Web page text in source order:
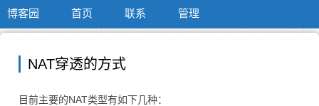
博客园 首页 联系 管理
NAT穿透的方式
目前主要的NAT类型有如下几种：